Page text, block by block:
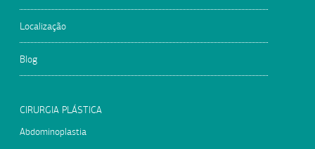
Localização
Blog
CIRURGIA PLÁSTICA
Abdominoplastia